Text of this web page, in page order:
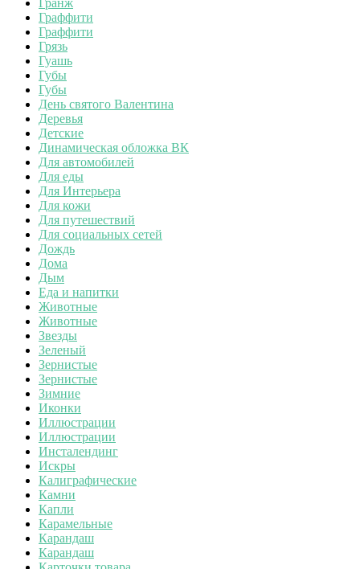
Граффити
Граффити
Грязь
Гуашь
Губы
Губы
День святого Валентина
Деревья
Детские
Динамическая обложка ВК
Для автомобилей
Для еды
Для Интерьера
Для кожи
Для путешествий
Для социальных сетей
Дождь
Дома
Дым
Еда и напитки
Животные
Животные
Звезды
Зеленый
Зернистые
Зернистые
Зимние
Иконки
Иллюстрации
Иллюстрации
Инсталендинг
Искры
Калиграфические
Камни
Капли
Карамельные
Карандаш
Карандаш